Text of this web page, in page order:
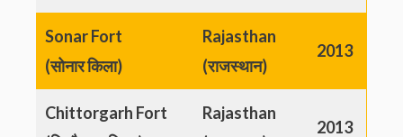
Sonar Fort
(सोनार किला)
Rajasthan
(राजस्थान)
2013
Chittorgarh Fort
Rajasthan
2013